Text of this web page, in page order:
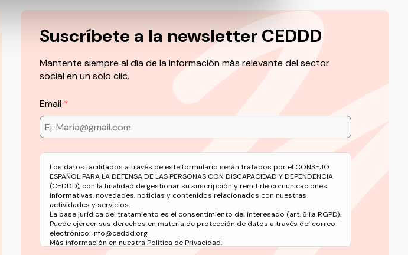
Suscríbete a la newsletter CEDDD
Mantente siempre al día de la información más relevante del sector
social en un solo clic.
Email
Los datos facilitados a través de este formulario serán tratados por el CONSEJO
ESPAÑOL PARA LA DEFENSA DE LAS PERSONAS CON DISCAPACIDAD Y DEPENDENCIA
(CEDDD), con la finalidad de gestionar su suscripción y remitirle comunicaciones
informativas, novedades, noticias y contenidos relacionados con nuestras
actividades y servicios.
La base jurídica del tratamiento es el consentimiento del interesado (art. 6.1.a RGPD).
Puede ejercer sus derechos en materia de protección de datos a través del correo
electrónico: info@ceddd.org
Más información en nuestra Política de Privacidad.